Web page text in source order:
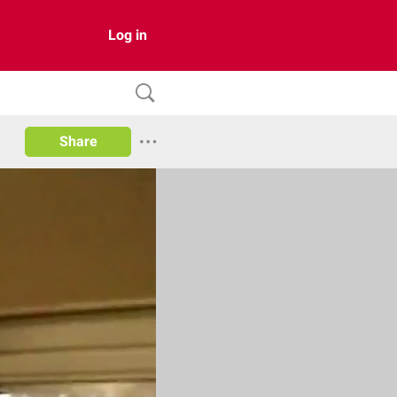
Log in
Share